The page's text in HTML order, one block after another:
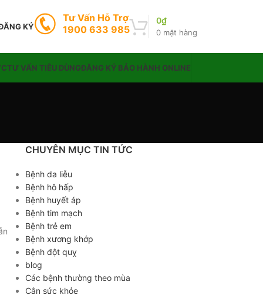
KÝ
Tư Vấn Hỗ Trợ
1900 633 985
0 mặt hàng
0₫
TƯ VẤN TIÊU DÙNGĐĂNG KÝ BẢO HÀNH ONLINE
CHUYÊN MỤC TIN TỨC
Bệnh da liễu
Bệnh hô hấp
Bệnh huyết áp
Bệnh tim mạch
Bệnh trẻ em
Bệnh xương khớp
Bệnh đột quỵ
blog
Các bệnh thường theo mùa
Cân sức khỏe